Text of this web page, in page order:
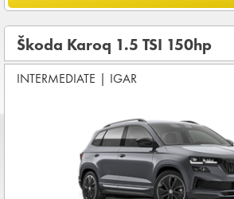
OSNOVNI PAKET OSIGURANJA od
(THW)
Koji su osnovni uslovi za najam vozila?
DEPOZIT NA KREDITNOJ KARTICI u
720,00 EUR+ iznosa najma
KOMPLETNI USLOVI
Škoda Karoq 1.5 TSI 150hp
INTERMEDIATE | IGAR